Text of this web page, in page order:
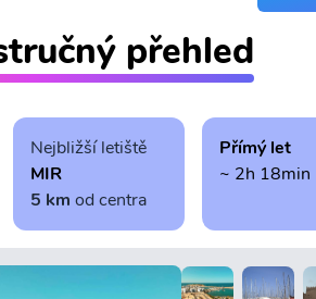
přehled
Nejbližší letiště
MIR
5 km od centra
Přímý let
~ 2h 18min